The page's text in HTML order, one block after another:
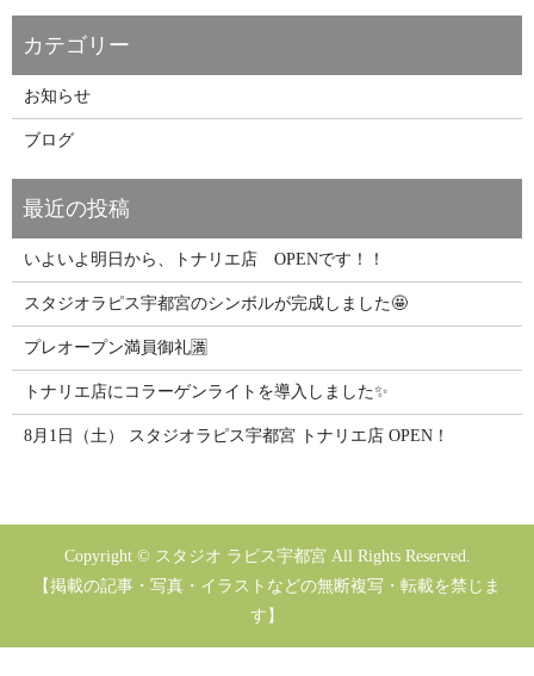
お知らせ
ブログ
いよいよ明日から、トナリエ店 OPENです！！
スタジオラピス宇都宮のシンボルが完成しました🤩
プレオープン満員御礼🈵
トナリエ店にコラーゲンライトを導入しました✨
8月1日（土） スタジオラピス宇都宮 トナリエ店 OPEN！
Copyright © スタジオ ラピス宇都宮 All Rights Reserved.
【掲載の記事・写真・イラストなどの無断複写・転載を禁じま
す】